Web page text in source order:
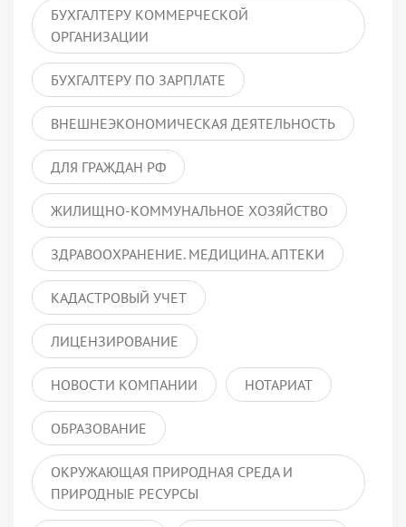
БУХГАЛТЕРУ КОММЕРЧЕСКОЙ
ОРГАНИЗАЦИИ
БУХГАЛТЕРУ ПО ЗАРПЛАТЕ
ВНЕШНЕЭКОНОМИЧЕСКАЯ ДЕЯТЕЛЬНОСТЬ
ДЛЯ ГРАЖДАН РФ
ЖИЛИЩНО-КОММУНАЛЬНОЕ ХОЗЯЙСТВО
ЗДРАВООХРАНЕНИЕ. МЕДИЦИНА. АПТЕКИ
КАДАСТРОВЫЙ УЧЕТ
ЛИЦЕНЗИРОВАНИЕ
НОВОСТИ КОМПАНИИ НОТАРИАТ
ОБРАЗОВАНИЕ
ОКРУЖАЮЩАЯ ПРИРОДНАЯ СРЕДА И
ПРИРОДНЫЕ РЕСУРСЫ